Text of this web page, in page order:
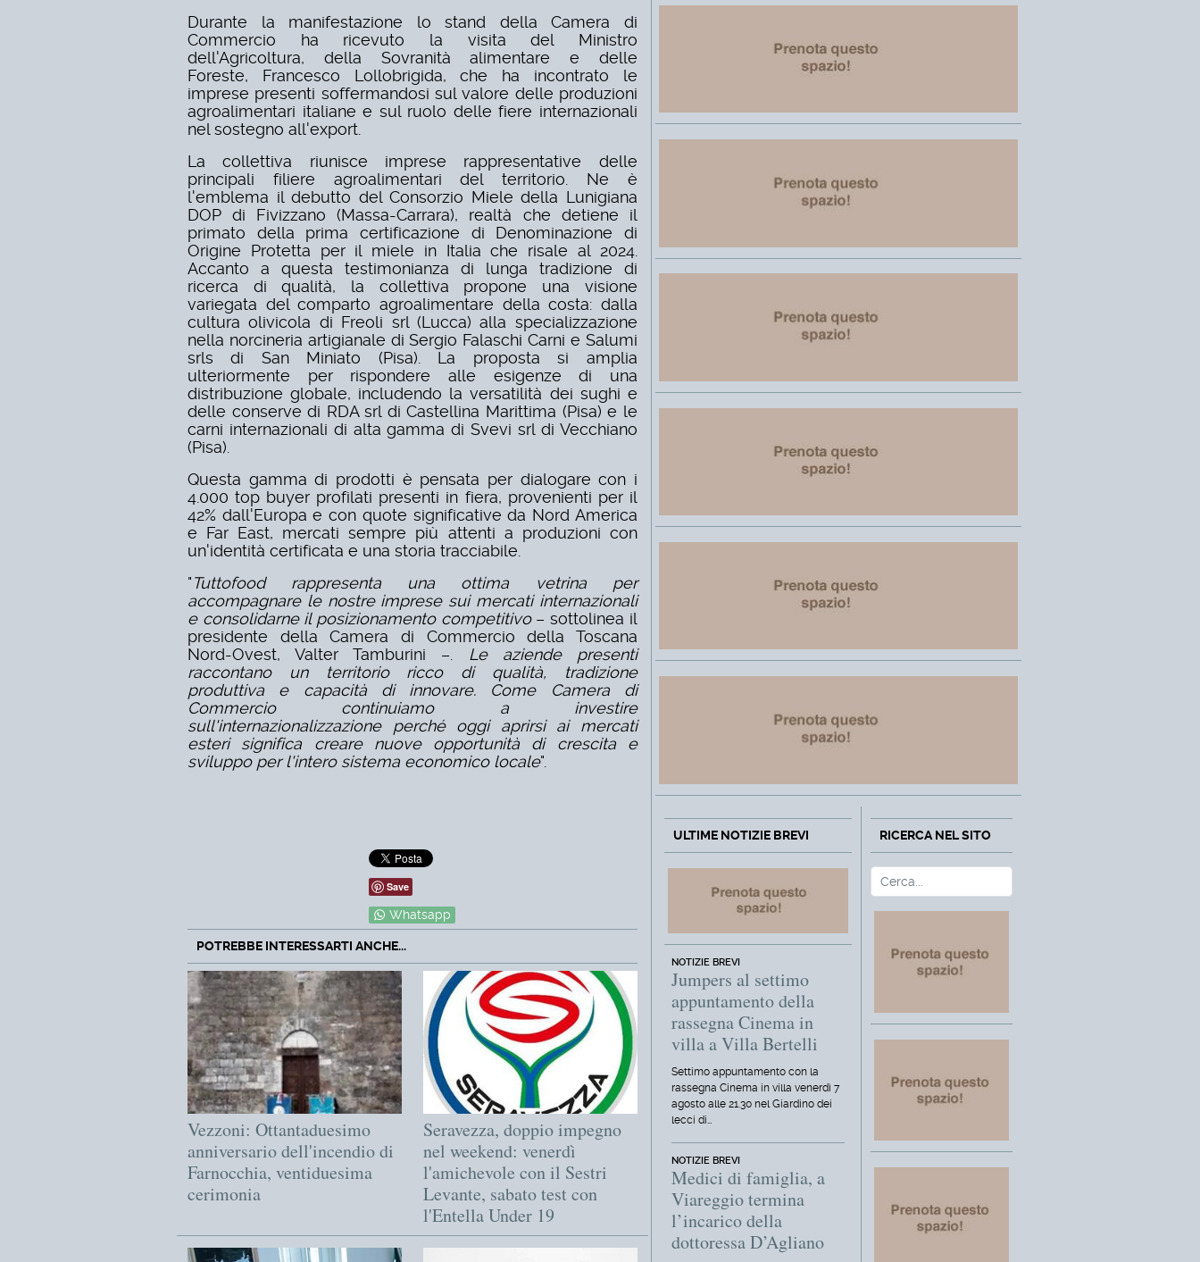
Durante la manifestazione lo stand della Camera di
Commercio ha ricevuto la visita del Ministro
dell'Agricoltura, della Sovranità alimentare e delle
Foreste, Francesco Lollobrigida, che ha incontrato le
imprese presenti soffermandosi sul valore delle produzioni
agroalimentari italiane e sul ruolo delle fiere internazionali
nel sostegno all'export.
La collettiva riunisce imprese rappresentative delle
principali filiere agroalimentari del territorio. Ne è
l'emblema il debutto del Consorzio Miele della Lunigiana
DOP di Fivizzano (Massa-Carrara), realtà che detiene il
primato della prima certificazione di Denominazione di
Origine Protetta per il miele in Italia che risale al 2024.
Accanto a questa testimonianza di lunga tradizione di
ricerca di qualità, la collettiva propone una visione
variegata del comparto agroalimentare della costa: dalla
cultura olivicola di Freoli srl (Lucca)alla specializzazione
nella norcineria artigianale diSergio Falaschi Carni e Salumi
srls di San Miniato (Pisa). La proposta si amplia
ulteriormente per rispondere alle esigenze di una
distribuzione globale, includendo la versatilità dei sughi e
delle conserve di RDA srl di Castellina Marittima (Pisa) e le
carni internazionali di alta gamma di Svevi srl di Vecchiano
(Pisa).
Questa gamma di prodotti è pensata per dialogare con i
4.000 top buyer profilati presenti in fiera, provenienti per il
42% dall'Europa e con quote significative da Nord America
e Far East, mercati sempre più attenti a produzioni con
un'identità certificata e una storia tracciabile.
"Tuttofood rappresenta una ottima vetrina per
accompagnare le nostre imprese sui mercati internazionali
e consolidarne il posizionamento competitivo– sottolinea il
presidente della Camera di Commercio della Toscana
Nord-Ovest, Valter Tamburini –.
Le aziende presenti
raccontano un territorio ricco di qualità, tradizione
produttiva e capacità di innovare. Come Camera di
Commercio continuiamo a investire
sull'internazionalizzazione perché oggi aprirsi ai mercati
esteri significa creare nuove opportunità di crescita e
sviluppo per l'intero sistema economico locale".
Save
Whatsapp
POTREBBE INTERESSARTI ANCHE...
Vezzoni: Ottantaduesimo
anniversario dell'incendio di
Farnocchia, ventiduesima
cerimonia
Seravezza, doppio impegno
nel weekend: venerdì
l'amichevole con il Sestri
Levante, sabato test con
l'Entella Under 19
ULTIME NOTIZIE BREVI
NOTIZIE BREVI
Jumpers al settimo
appuntamento della
rassegna Cinema in
villa a Villa Bertelli
Settimo appuntamento con la
rassegna Cinema in villa venerdì 7
agosto alle 21.30 nel Giardino dei
lecci di…
NOTIZIE BREVI
Medici di famiglia, a
Viareggio termina
l’incarico della
dottoressa D’Agliano
RICERCA NEL SITO
Cerca Type 2 or more characters